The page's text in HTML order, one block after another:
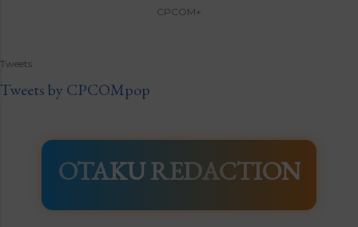
CPCOM+
Tweets
Tweets by CPCOMpop
OTAKU REDACTION